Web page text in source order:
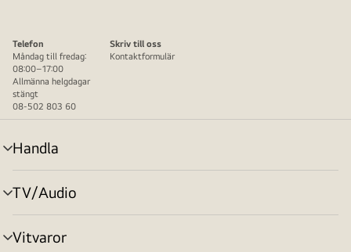
Telefon
Måndag till fredag:
08:00–17:00
Allmänna helgdagar
stängt
08-502 803 60
Skriv till oss
Kontaktformulär
Handla
menyväxling
TV/Audio
menyväxling
Vitvaror
menyväxling